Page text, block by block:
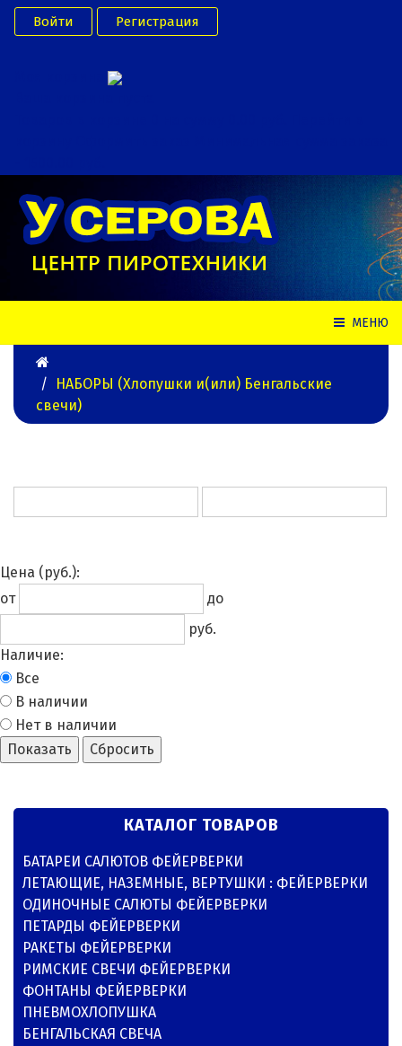
Войти Регистрация
МЕНЮ
НАБОРЫ (Хлопушки и(или) Бенгальские
свечи)
Цена (руб.):
от
до
руб.
Наличие:
Все
В наличии
Нет в наличии
Показать
Сбросить
КАТАЛОГ ТОВАРОВ
БАТАРЕИ САЛЮТОВ ФЕЙЕРВЕРКИ
ЛЕТАЮЩИЕ, НАЗЕМНЫЕ, ВЕРТУШКИ : ФЕЙЕРВЕРКИ
ОДИНОЧНЫЕ САЛЮТЫ ФЕЙЕРВЕРКИ
ПЕТАРДЫ ФЕЙЕРВЕРКИ
РАКЕТЫ ФЕЙЕРВЕРКИ
РИМСКИЕ СВЕЧИ ФЕЙЕРВЕРКИ
ФОНТАНЫ ФЕЙЕРВЕРКИ
ПНЕВМОХЛОПУШКА
БЕНГАЛЬСКАЯ СВЕЧА